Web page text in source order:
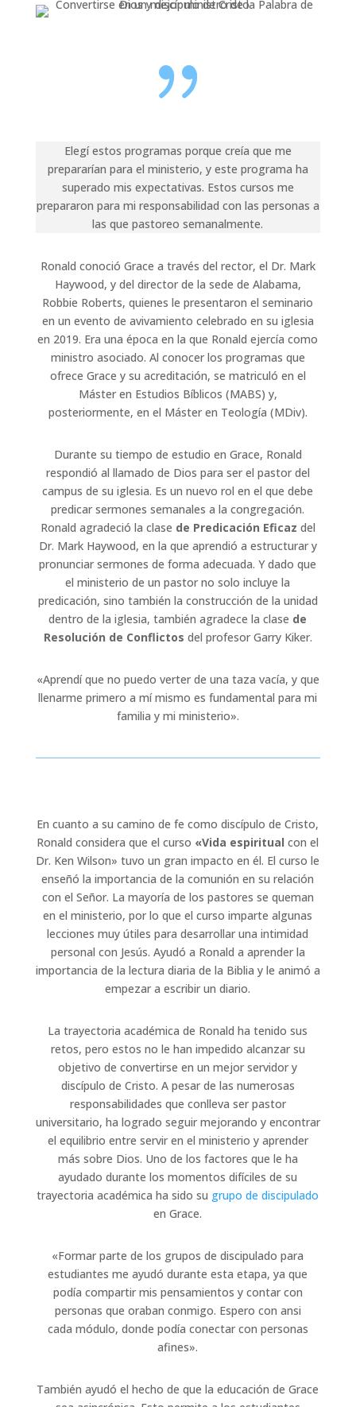
{
Elegí estos programas porque creía que me
prepararían para el ministerio, y este programa ha
superado mis expectativas. Estos cursos me
prepararon para mi responsabilidad con las personas a
las que pastoreo semanalmente.
Ronald conoció Grace a través del rector, el Dr. Mark
Haywood, y del director de la sede de Alabama,
Robbie Roberts, quienes le presentaron el seminario
en un evento de avivamiento celebrado en su iglesia
en 2019. Era una época en la que Ronald ejercía como
ministro asociado. Al conocer los programas que
ofrece Grace y su acreditación, se matriculó en el
Máster en Estudios Bíblicos (MABS) y,
posteriormente, en el Máster en Teología (MDiv).
Durante su tiempo de estudio en Grace, Ronald
respondió al llamado de Dios para ser el pastor del
campus de su iglesia. Es un nuevo rol en el que debe
predicar sermones semanales a la congregación.
Ronald agradeció la clase de Predicación Eficaz del
Dr. Mark Haywood, en la que aprendió a estructurar y
pronunciar sermones de forma adecuada. Y dado que
el ministerio de un pastor no solo incluye la
predicación, sino también la construcción de la unidad
dentro de la iglesia, también agradece la clase de
Resolución de Conflictos del profesor Garry Kiker.
«Aprendí que no puedo verter de una taza vacía, y que
llenarme primero a mí mismo es fundamental para mi
familia y mi ministerio».
En cuanto a su camino de fe como discípulo de Cristo,
Ronald considera que el curso «Vida espiritual con el
Dr. Ken Wilson» tuvo un gran impacto en él. El curso le
enseñó la importancia de la comunión en su relación
con el Señor. La mayoría de los pastores se queman
en el ministerio, por lo que el curso imparte algunas
lecciones muy útiles para desarrollar una intimidad
personal con Jesús. Ayudó a Ronald a aprender la
importancia de la lectura diaria de la Biblia y le animó a
empezar a escribir un diario.
La trayectoria académica de Ronald ha tenido sus
retos, pero estos no le han impedido alcanzar su
objetivo de convertirse en un mejor servidor y
discípulo de Cristo. A pesar de las numerosas
responsabilidades que conlleva ser pastor
universitario, ha logrado seguir mejorando y encontrar
el equilibrio entre servir en el ministerio y aprender
más sobre Dios. Uno de los factores que le ha
ayudado durante los momentos difíciles de su
trayectoria académica ha sido su grupo de discipulado
en Grace.
«Formar parte de los grupos de discipulado para
estudiantes me ayudó durante esta etapa, ya que
podía compartir mis pensamientos y contar con
personas que oraban conmigo. Espero con ansi
cada módulo, donde podía conectar con personas
afines».
También ayudó el hecho de que la educación de Grace